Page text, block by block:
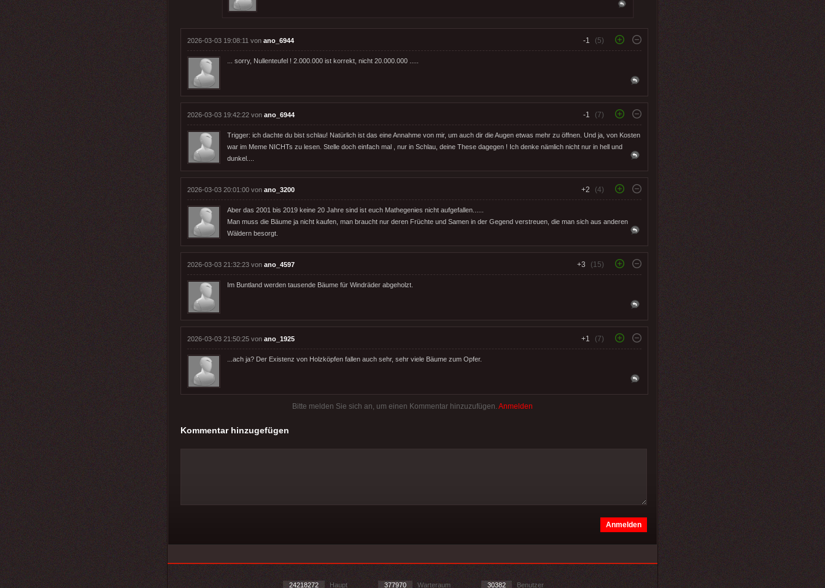
2026-03-03 19:08:11 von ano_6944 -1 (5)
... sorry, Nullenteufel ! 2.000.000 ist korrekt, nicht 20.000.000 .....
2026-03-03 19:42:22 von ano_6944 -1 (7)
Trigger: ich dachte du bist schlau! Natürlich ist das eine Annahme von mir, um auch dir die Augen etwas mehr zu öffnen. Und ja, von Kosten
war im Meme NICHTs zu lesen. Stelle doch einfach mal , nur in Schlau, deine These dagegen ! Ich denke nämlich nicht nur in hell und
dunkel....
2026-03-03 20:01:00 von ano_3200 +2 (4)
Aber das 2001 bis 2019 keine 20 Jahre sind ist euch Mathegenies nicht aufgefallen......
Man muss die Bäume ja nicht kaufen, man braucht nur deren Früchte und Samen in der Gegend verstreuen, die man sich aus anderen
Wäldern besorgt.
2026-03-03 21:32:23 von ano_4597 +3 (15)
Im Buntland werden tausende Bäume für Windräder abgeholzt.
2026-03-03 21:50:25 von ano_1925 +1 (7)
...ach ja? Der Existenz von Holzköpfen fallen auch sehr, sehr viele Bäume zum Opfer.
Bitte melden Sie sich an, um einen Kommentar hinzuzufügen. Anmelden
Kommentar hinzugefügen
24218272 Haupt 377970 Warteraum 30382 Benutzer